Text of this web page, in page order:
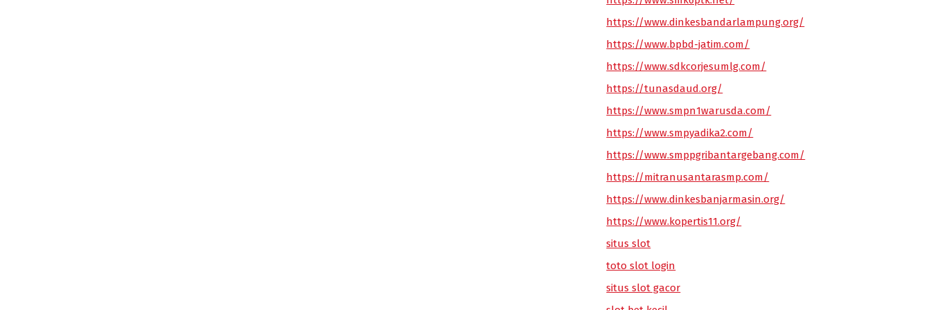
https://www.dinkesbandarlampung.org/
https://www.bpbd-jatim.com/
https://www.sdkcorjesumlg.com/
https://tunasdaud.org/
https://www.smpn1warusda.com/
https://www.smpyadika2.com/
https://www.smppgribantargebang.com/
https://mitranusantarasmp.com/
https://www.dinkesbanjarmasin.org/
https://www.kopertis11.org/
situs slot
toto slot login
situs slot gacor